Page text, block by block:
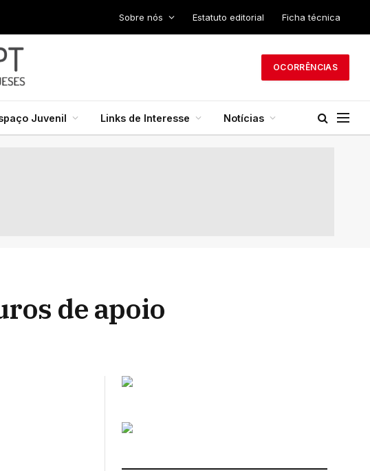
Sobre nós Estatuto editorial Ficha técnica
OCORRÊNCIAS
Juvenil Links de Interesse Notícias
de apoio